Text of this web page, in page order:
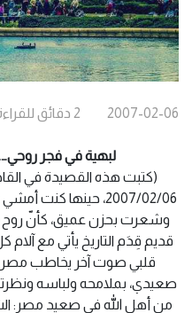
2007-02-06
2 دقائق
لبهية في فجر
(كتبت هذه القصيدة في
‏06‏/02‏/2007‏، حينها
وشعرت بحزن عميق، كأنّ
قديم قِدَم التاريخ يأتي مع آلام
قلبي صوت آخر يخاطب
صعيدي، بملامحه ولباسه
من أهل الله في صعيد مصر: